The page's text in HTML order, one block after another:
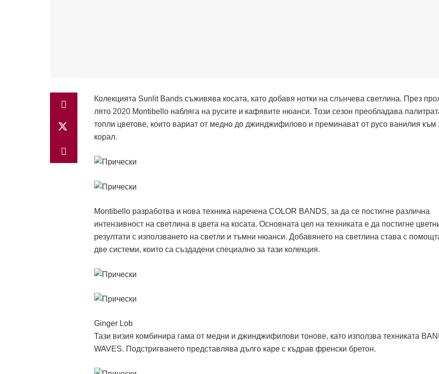
Колекцията Sunlit Bands съживява косата, като добавя нотки на слънчева светлина. През
лято 2020 Montibello набляга на русите и кафявите нюанси. Този сезон преобладава
топли цветове, които вариат от медно до джинджифилово и преминават от русо ванилия към
корал.
Montibello разработва и нова техника наречена COLOR BANDS, за да се постигне различна
интензивност на светлина в цвета на косата. Основната цел на техниката е да постигне
резултати с използването на светли и тъмни нюанси. Добавянето на светлина става с
две системи, които са създадени специално за тази колекция.
Ginger Lob
Тази визия комбинира гама от медни и джинджифилови тонове, като използва техниката
WAVES. Подстригването представлява дълго каре с къдрав френски бретон.